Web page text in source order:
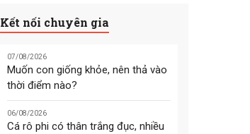
Kết nối chuyên gia
07/08/2026
Muốn con giống khỏe, nên thả vào
thời điểm nào?
06/08/2026
Cá rô phi có thân trắng đục, nhiều